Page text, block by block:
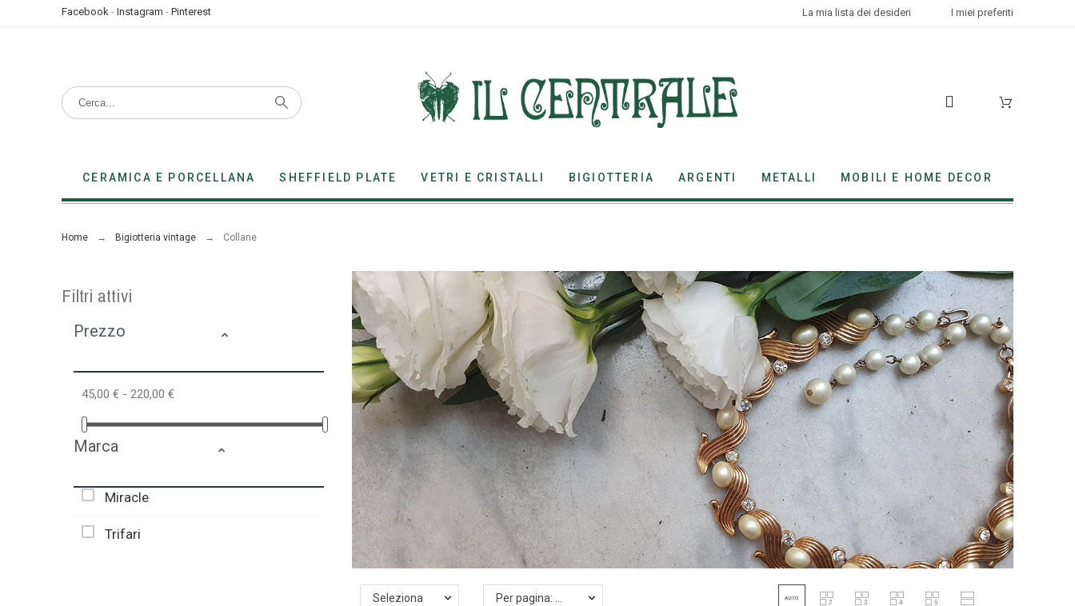
Facebook -Instagram -Pinterest La mia lista dei desideri I miei preferiti
CERAMICA E PORCELLANA SHEFFIELD PLATE VETRI E CRISTALLI BIGIOTTERIA ARGENTI METALLI MOBILI E HOME DECOR
Home Bigiotteria vintage Collane
Filtri attivi
Prezzo
45,00 € - 220,00 €
Marca
Miracle
Trifari
Seleziona Per pagina: 24